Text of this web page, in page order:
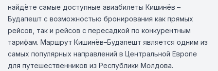
найдёте самые доступные авиабилеты Кишинёв –
Будапешт с возможностью бронирования как прямых
рейсов, так и рейсов с пересадкой по конкурентным
тарифам. Маршрут Кишинёв–Будапешт является одним из
самых популярных направлений в Центральной Европе
для путешественников из Республики Молдова.